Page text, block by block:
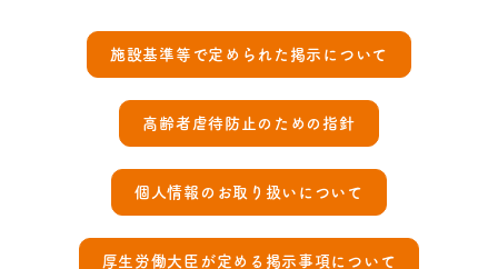
施設基準等で定められた掲示について
高齢者虐待防止のための指針
個人情報のお取り扱いについて
厚生労働大臣が定める掲示事項について